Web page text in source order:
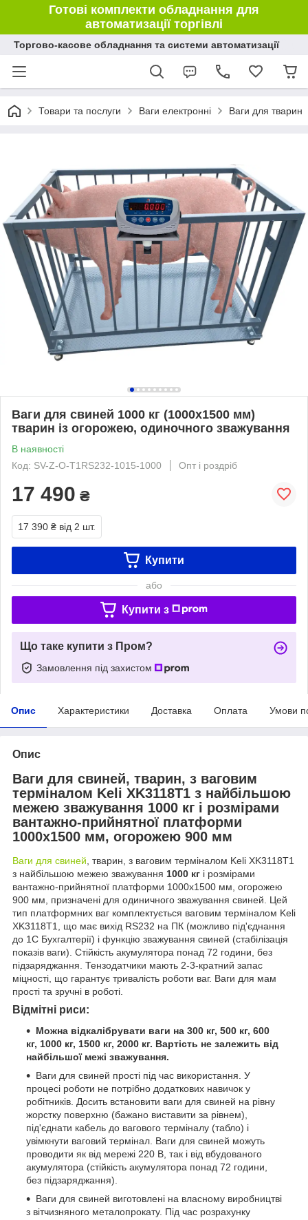
Готові комплекти обладнання для
автоматизації торгівлі
Торгово-касове обладнання та системи автоматизації
Товари та послуги Ваги електронні Ваги для тварин
Ваги для свиней 1000 кг (1000x1500 мм)
тварин із огорожею, одиночного зважування
В наявності
Код: SV-Z-O-Т1RS232-1015-1000
Опт і роздріб
17 490 ₴
17 390 ₴ від 2 шт.
Купити
або
Купити з
Що таке купити з Пром?
Замовлення під захистом
Опис Характеристики Доставка Оплата Умови
Опис
Ваги для свиней, тварин, з ваговим
терміналом Keli XK3118T1 з найбільшою
межею зважування 1000 кг і розмірами
вантажно-прийнятної платформи
1000х1500 мм, огорожею 900 мм
Ваги для свиней, тварин, з ваговим терміналом Keli XK3118T1
з найбільшою межею зважування 1000 кг і розмірами
вантажно-прийнятної платформи 1000х1500 мм, огорожею
900 мм, призначені для одиничного зважування свиней. Цей
тип платформних ваг комплектується ваговим терміналом Keli
XK3118T1, що має вихід RS232 на ПК (можливо під'єднання
до 1С Бухгалтерії) і функцію зважування свиней (стабілізація
показів ваги). Стійкість акумулятора понад 72 години, без
підзаряджання. Тензодатчики мають 2-3-кратний запас
міцності, що гарантує тривалість роботи ваг. Ваги для мам
прості та зручні в роботі.
Відмітні риси:
Можна відкалібрувати ваги на 300 кг, 500 кг, 600
кг, 1000 кг, 1500 кг, 2000 кг. Вартість не залежить від
найбільшої межі зважування.
Ваги для свиней прості під час використання. У
процесі роботи не потрібно додаткових навичок у
робітників. Досить встановити ваги для свиней на рівну
жорстку поверхню (бажано виставити за рівнем),
під'єднати кабель до вагового терміналу (табло) і
увімкнути ваговий термінал. Ваги для свиней можуть
проводити як від мережі 220 В, так і від вбудованого
акумулятора (стійкість акумулятора понад 72 години,
без підзаряджання).
Ваги для свиней виготовлені на власному виробництві
з вітчизняного металопрокату. Під час розрахунку